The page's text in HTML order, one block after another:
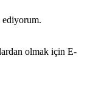
olmak için E-